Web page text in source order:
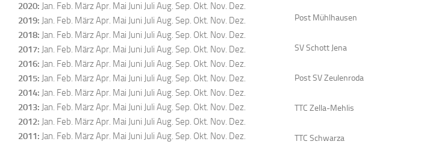
2020: Jan. Feb. MärzApr. Mai Juni Juli Aug. Sep. Okt. Nov. Dez.
2019: Jan. Feb. MärzApr. Mai Juni Juli Aug. Sep. Okt. Nov. Dez.
2018: Jan. Feb. MärzApr. Mai Juni Juli Aug. Sep. Okt. Nov. Dez.
2017: Jan. Feb. MärzApr. Mai Juni Juli Aug. Sep. Okt. Nov. Dez.
2016: Jan. Feb. MärzApr. Mai Juni Juli Aug. Sep. Okt. Nov. Dez.
2015: Jan. Feb. MärzApr. Mai Juni Juli Aug. Sep. Okt. Nov. Dez.
2014: Jan. Feb. MärzApr. Mai Juni Juli Aug. Sep. Okt. Nov. Dez.
2013: Jan. Feb. MärzApr. Mai Juni Juli Aug. Sep. Okt. Nov. Dez.
2012: Jan. Feb. MärzApr. Mai Juni Juli Aug. Sep. Okt. Nov. Dez.
2011: Jan. Feb. MärzApr. Mai Juni Juli Aug. Sep. Okt. Nov. Dez.
Post Mühlhausen
SV Schott Jena
Post SV Zeulenroda
TTC Zella-Mehlis
TTC Schwarza